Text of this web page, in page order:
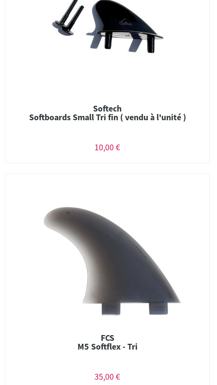
Softech
Softboards Small Tri fin ( vendu à l'unité )
10,00 €
FCS
M5 Softflex - Tri
35,00 €